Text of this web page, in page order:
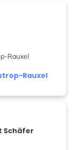
Rauxel
Rauxel
Schäfer